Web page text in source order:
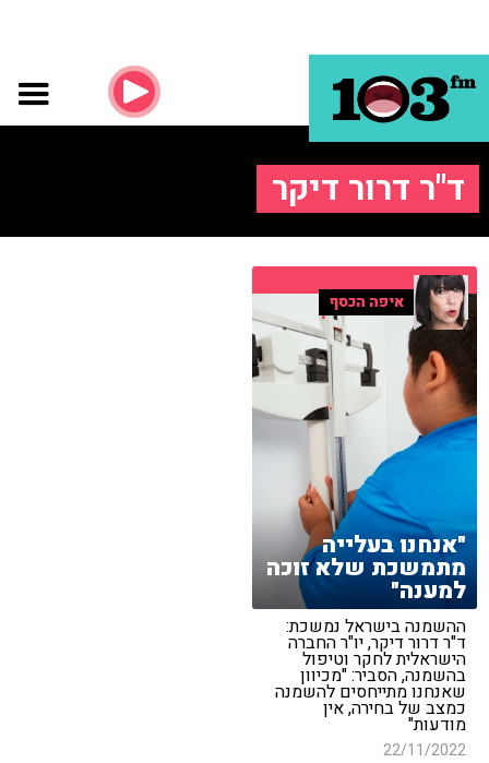
ד"ר דרור דיקר
איפה הכסף
"אנחנו בעלייה
מתמשכת שלא זוכה
למענה"
ההשמנה בישראל נמשכת:
ד"ר דרור דיקר, יו"ר החברה
הישראלית לחקר וטיפול
בהשמנה, הסביר: "מכיוון
שאנחנו מתייחסים להשמנה
כמצב של בחירה, אין
מודעות"
22/11/2022